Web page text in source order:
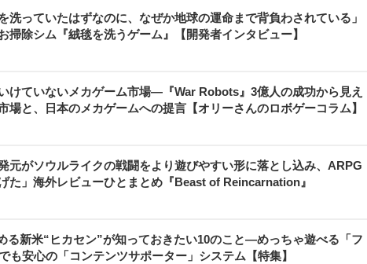
洗っていたはずなのに、なぜか地球の運命まで背負わされている」
掃除シム『絨毯を洗うゲーム』【開発者インタビュー】
けていないメカゲーム市場―『War Robots』3億人の成功から見え
場と、日本のメカゲームへの提言【オリーさんのロボゲーコラム】
元がソウルライクの戦闘をより遊びやすい形に落とし込み、ARPG
た」海外レビューひとまとめ『Beast of Reincarnation』
る新米“ヒカセン”が知っておきたい10のこと―めっちゃ遊べる「フ
も安心の「コンテンツサポーター」システム【特集】